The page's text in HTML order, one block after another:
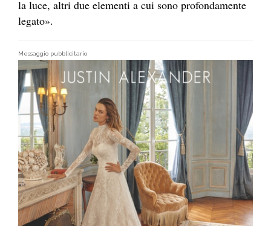
la luce, altri due elementi a cui sono profondamente
legato».
Messaggio pubblicitario